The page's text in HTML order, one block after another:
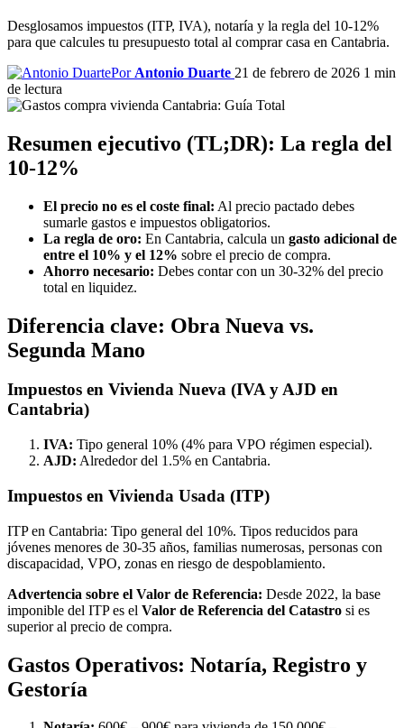
Desglosamos impuestos (ITP, IVA), notaría y la regla del 10-12%
para que calcules tu presupuesto total al comprar casa en Cantabria.
Por Antonio Duarte 21 de febrero de 2026 1 min
de lectura
Resumen ejecutivo (TL;DR): La regla del
10-12%
El precio no es el coste final: Al precio pactado debes
sumarle gastos e impuestos obligatorios.
La regla de oro: En Cantabria, calcula un gasto adicional de
entre el 10% y el 12% sobre el precio de compra.
Ahorro necesario: Debes contar con un 30-32% del precio
total en liquidez.
Diferencia clave: Obra Nueva vs.
Segunda Mano
Impuestos en Vivienda Nueva (IVA y AJD en
Cantabria)
IVA: Tipo general 10% (4% para VPO régimen especial).
AJD: Alrededor del 1.5% en Cantabria.
Impuestos en Vivienda Usada (ITP)
ITP en Cantabria: Tipo general del 10%. Tipos reducidos para
jóvenes menores de 30-35 años, familias numerosas, personas con
discapacidad, VPO, zonas en riesgo de despoblamiento.
Advertencia sobre el Valor de Referencia: Desde 2022, la base
imponible del ITP es el Valor de Referencia del Catastro si es
superior al precio de compra.
Gastos Operativos: Notaría, Registro y
Gestoría